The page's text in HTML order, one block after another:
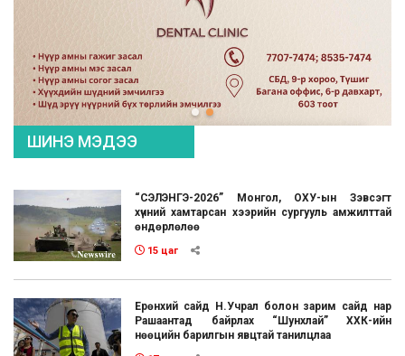
ШИНЭ МЭДЭЭ
“СЭЛЭНГЭ-2026” Монгол, ОХУ-ын Зэвсэгт
хүчний хамтарсан хээрийн сургууль амжилттай
өндөрлөлөө
15 цаг
Ерөнхий сайд Н.Учрал болон зарим сайд нар
Рашаантад байрлах “Шунхлай” ХХК-ийн
нөөцийн барилгын явцтай танилцлаа